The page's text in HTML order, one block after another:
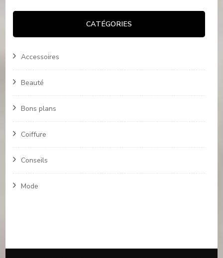
CATÉGORIES
Accessoires
Beauté
Bons plans
Coiffure
Conseils
Mode